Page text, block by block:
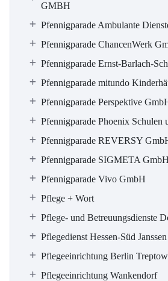
GMBH
Pfennigparade Ambulante
Pfennigparade ChancenWerk
Pfennigparade Ernst-Barlach-
Pfennigparade mitundo
Pfennigparade Perspektive
Pfennigparade Phoenix Schulen
Pfennigparade REVERSY
Pfennigparade SIGMETA GmbH
Pfennigparade Vivo GmbH
Pflege + Wort
Pflege- und Betreuungsdienste
Pflegedienst Hessen-Süd
Pflegeeinrichtung Berlin
Pflegeeinrichtung Wankendorf